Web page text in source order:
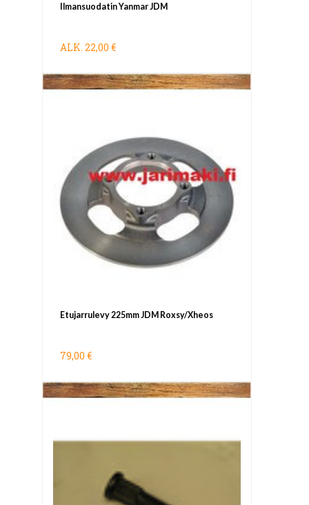
Ilmansuodatin Yanmar JDM
ALK. 22,00 €
Etujarrulevy 225mm JDM Roxsy/Xheos
79,00 €